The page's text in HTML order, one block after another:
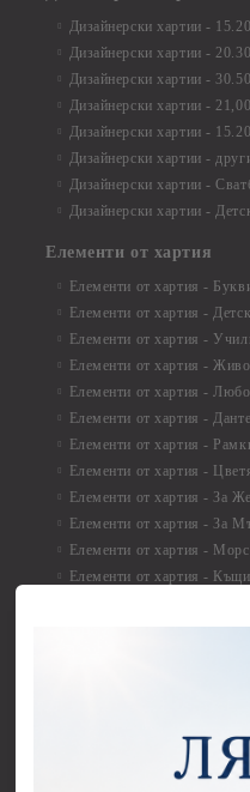
Дизайнерски хартии -
Дизайнерски хартии -
Дизайнерски хартии -
Дизайнерски хартии -
Дизайнерски хартии -
Дизайнерски хартии -
Дизайнерски хартии -
Дизайнерски хартии -
Елементи от хартия
Елементи от хартия -
Елементи от хартия -
Елементи от хартия -
Елементи от хартия -
Елементи от хартия -
Елементи от хартия -
Елементи от хартия -
Елементи от хартия -
Елементи от хартия - За
Елементи от хартия - За
Елементи от хартия -
Елементи от хартия -
Елементи то хартия -
Елементи от хартия -
Елементи от хартия -
Елементи от хартия -